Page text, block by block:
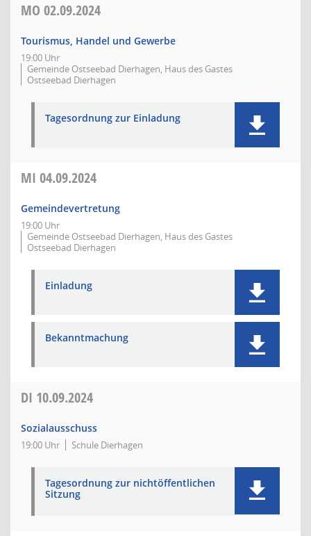
MO 02.09.2024
Tourismus, Handel und Gewerbe
19:00 Uhr
Gemeinde Ostseebad Dierhagen, Haus des Gastes
Ostseebad Dierhagen
Tagesordnung zur Einladung
MI 04.09.2024
Gemeindevertretung
19:00 Uhr
Gemeinde Ostseebad Dierhagen, Haus des Gastes
Ostseebad Dierhagen
Einladung
Bekanntmachung
DI 10.09.2024
Sozialausschuss
19:00 Uhr Schule Dierhagen
Tagesordnung zur nichtöffentlichen
Sitzung